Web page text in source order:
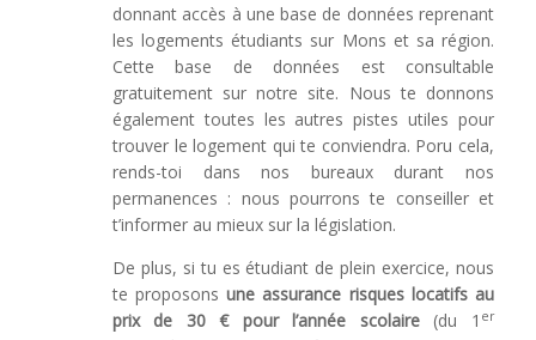
donnant accès à une base de données reprenant
les logements étudiants sur Mons et sa région.
Cette base de données est consultable
gratuitement sur notre site. Nous te donnons
également toutes les autres pistes utiles pour
trouver le logement qui te conviendra. Poru cela,
rends-toi dans nos bureaux durant nos
permanences : nous pourrons te conseiller et
t’informer au mieux sur la législation.
De plus, si tu es étudiant de plein exercice, nous
te proposonsune assurance risques locatifs au
prix de 30 € pour l’année scolaire(du 1 er